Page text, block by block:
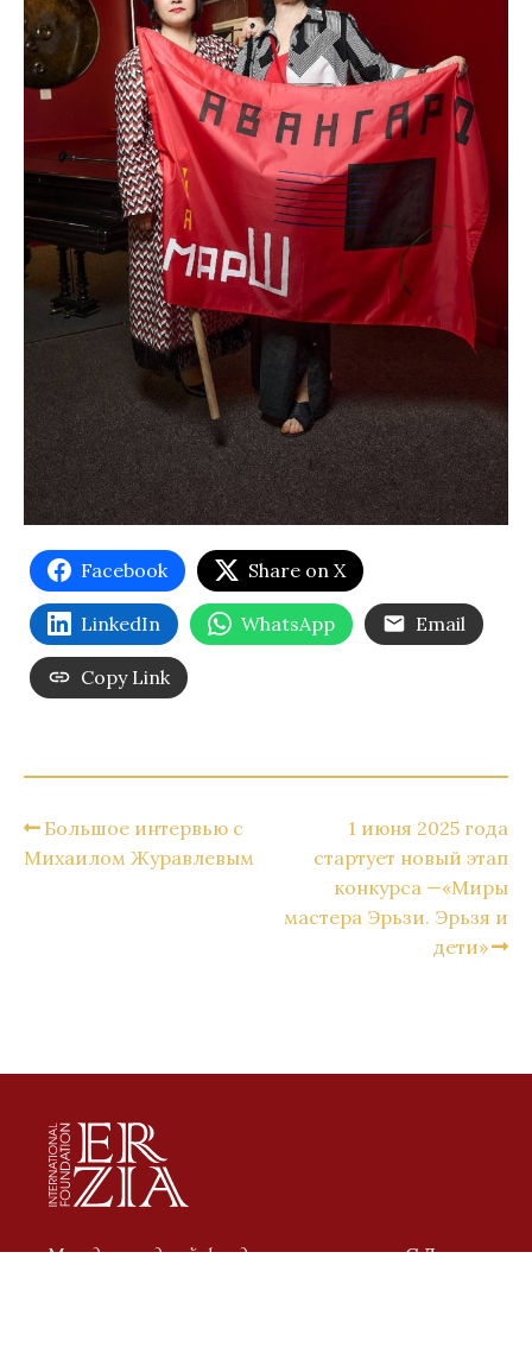
Facebook Share on X
LinkedIn WhatsApp Email
Copy Link
Большое интервью с
Михаилом Журавлевым
1 июня 2025 года
стартует новый этап
конкурса —«Миры
мастера Эрьзи. Эрьзя и
дети»
Международный фонд искусств имени С.Д.